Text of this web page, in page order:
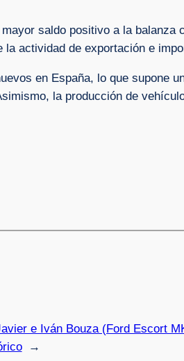
saldo positivo a la balanza
actividad de exportación e
en España, lo que supone
la producción de
e Iván Bouza (Ford Escort
→